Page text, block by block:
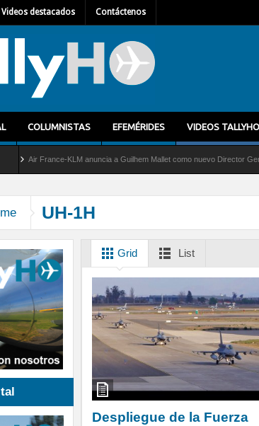
Videos destacados Contáctenos
COLUMNISTAS EFEMÉRIDES VIDEOS TALLYHO
KLM anuncia a Guilhem Mallet como nuevo Director General para
UH-1H
Grid List
Despliegue de la Fuerza